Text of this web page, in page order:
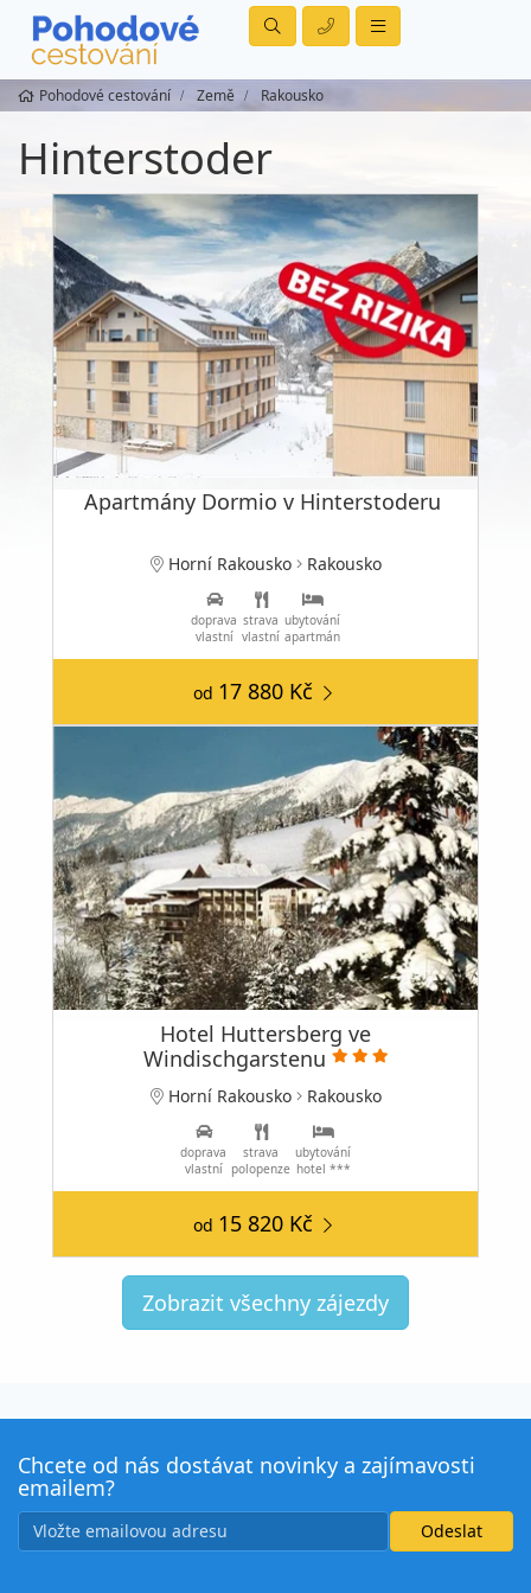
Pohodové cestování Země Rakousko
Hinterstoder
Apartmány Dormio v Hinterstoderu
Horní Rakousko Rakousko
doprava
vlastní
strava
vlastní
ubytování
apartmán
od 17 880 Kč
Hotel Huttersberg ve
Windischgarstenu
Horní Rakousko Rakousko
doprava
vlastní
strava
polopenze
ubytování
hotel ***
od 15 820 Kč
Zobrazit všechny zájezdy
Chcete od nás dostávat novinky a zajímavosti
emailem?